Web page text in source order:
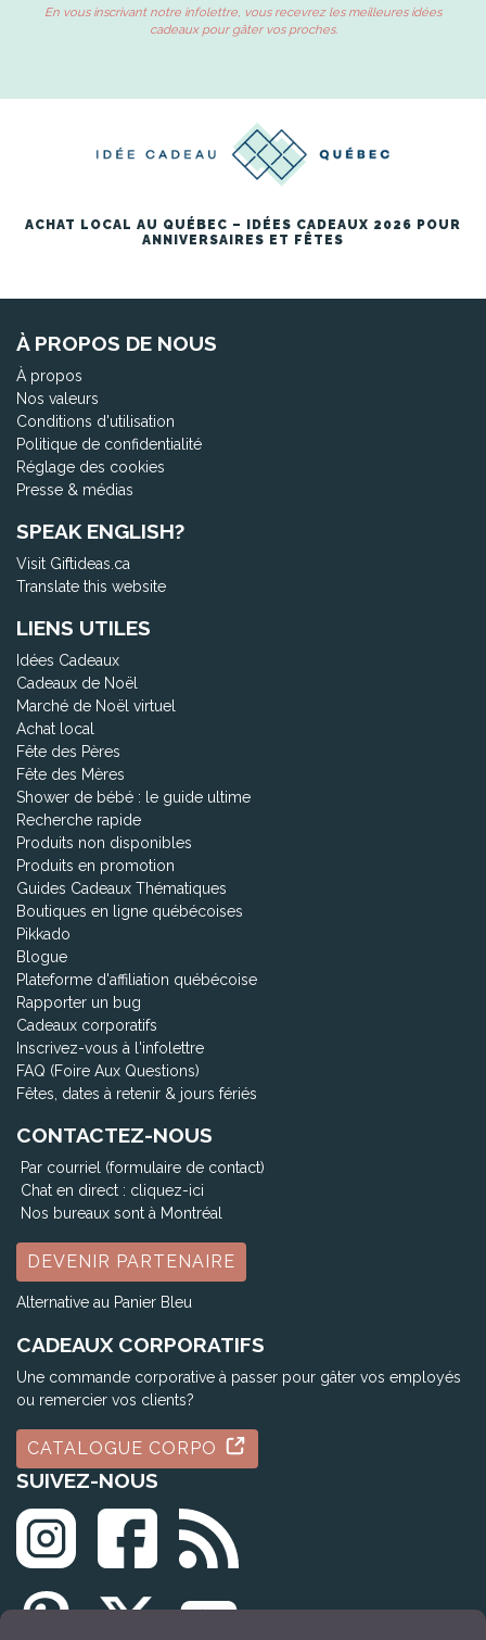
En vous inscrivant notre infolettre, vous recevrez les meilleures idées
cadeaux pour gâter vos proches.
ACHAT LOCAL AU QUÉBEC – IDÉES CADEAUX 2026 POUR
ANNIVERSAIRES ET FÊTES
À PROPOS DE NOUS
À propos
Nos valeurs
Conditions d'utilisation
Politique de confidentialité
Réglage des cookies
Presse & médias
SPEAK ENGLISH?
Visit Giftideas.ca
Translate this website
LIENS UTILES
Idées Cadeaux
Cadeaux de Noël
Marché de Noël virtuel
Achat local
Fête des Pères
Fête des Mères
Shower de bébé : le guide ultime
Recherche rapide
Produits non disponibles
Produits en promotion
Guides Cadeaux Thématiques
Boutiques en ligne québécoises
Pikkado
Blogue
Plateforme d'affiliation québécoise
Rapporter un bug
Cadeaux corporatifs
Inscrivez-vous à l'infolettre
FAQ (Foire Aux Questions)
Fêtes, dates à retenir & jours fériés
CONTACTEZ-NOUS
Par courriel (formulaire de contact)
Chat en direct : cliquez-ici
Nos bureaux sont à Montréal
DEVENIR PARTENAIRE
Alternative au Panier Bleu
CADEAUX CORPORATIFS
Une commande corporative à passer pour gâter vos employés
ou remercier vos clients?
CATALOGUE CORPO
SUIVEZ-NOUS